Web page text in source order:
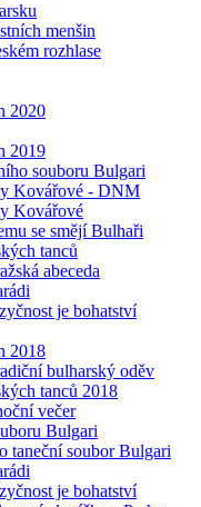
menšin
rozhlase
2020
2019
souboru Bulgari
Kovářové - DNM
Kovářové
se smějí Bulhaři
tanců
abeceda
je bohatství
2018
bulharský oděv
tanců 2018
večer
Bulgari
taneční soubor Bulgari
je bohatství